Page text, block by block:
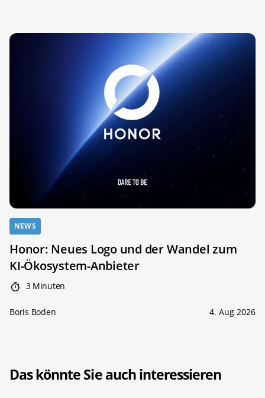
NEWS
Honor: Neues Logo und der Wandel zum
KI-Ökosystem-Anbieter
3 Minuten
Boris Boden 4. Aug 2026
Das könnte Sie auch interessieren